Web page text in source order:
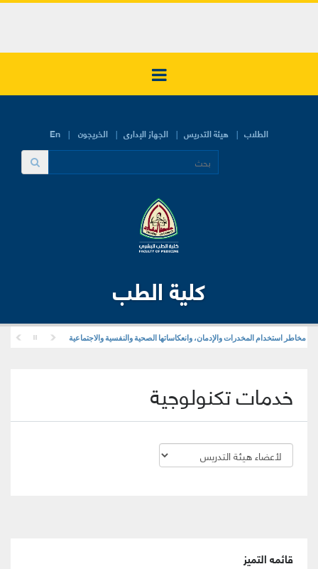
En الطلاب هيئة التدريس الجهاز الإدارى الخريجون
كلية الطب
مخاطر استخدام المخدرات والإدمان، وانعكاساتها الصحية والنفسية والاجتماعية
خدمات تكنولوجية
قائمه التميز